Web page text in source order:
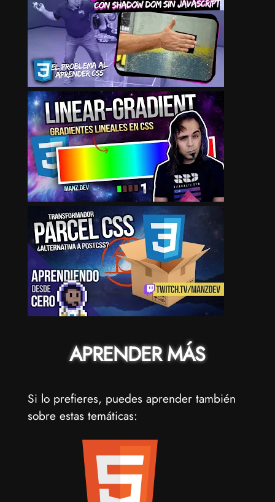
APRENDER MÁS
Si lo prefieres, puedes aprender también
sobre estas temáticas: